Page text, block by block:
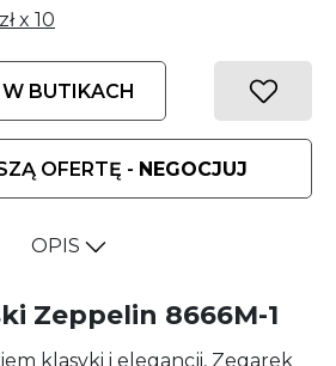
x 10
BUTIKACH
OFERTĘ - NEGOCJUJ
OPIS
Zeppelin 8666M-1
klasyki i elegancji, Zegarek